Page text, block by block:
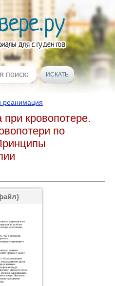
реанимация
при кровопотере.
по